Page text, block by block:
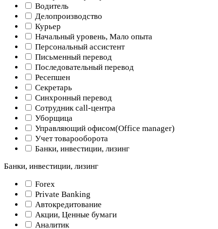
Водитель
Делопроизводство
Курьер
Начальный уровень, Мало опыта
Персональный ассистент
Письменный перевод
Последовательный перевод
Ресепшен
Секретарь
Синхронный перевод
Сотрудник call-центра
Уборщица
Управляющий офисом(Оffice manager)
Учет товарооборота
Банки, инвестиции, лизинг
Банки, инвестиции, лизинг
Forex
Private Banking
Автокредитование
Акции, Ценные бумаги
Аналитик